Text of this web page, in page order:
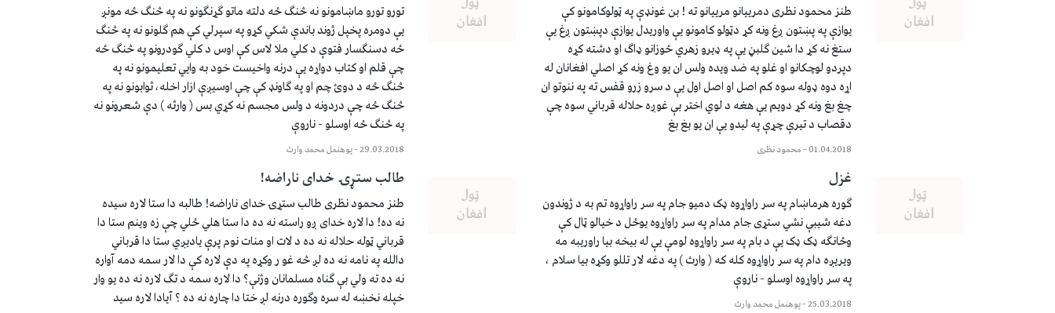
طنز محمود نظری دمرییانو مرییانو ته ! بن غونډې په ټولوکامونو کې
یوازې په پښتون ږغ ونه کړ دټولو کامونو یې واوریدل یوازې دپښتون ږغ یې
ستغ نه کړ دا شین ګلبڼ یې په ډیرو زهري ځوزانو ډاګ او دشته کړه
دپردو لوچکانو او غلو په ضد ویده ولس ان یو وغ ونه کړ اصلي افغانان له
اړه دوه ډوله سوه کم اصل او اصل اول یې د سرو زرو قفس ته په ننوتو ان
چغ بغ ونه کړ دویم یې هغه د لوي اختر بې غوږه حلاله قرباني سوه چې
دقصاب د تیرې چړې په لیدو یې ان یو بغ بغ
01.04.2018
–محمود نظری
تورو تورو ماښامونو نه څنګ ځه دلته ماتو ګړنګونو نه په څنګ ځه مونږ
یې دومره پخپل ژوند باندې شکي کړو په سپرلي کې هم ګلونو نه په څنګ
ځه دسنګسار فتوې د کلي ملا لاس کې اوس د کلي ګودرونو په څنګ ځه
چې قلم او کتاب دواړه یې درنه واخیست خود به وایي تعلیمونو نه په
څنګ ځه د دوﺉ چم او په ګاونډ کې چې اوسیږې ازار اخله، ثوابونو نه په
څنګ ځه چې دردونه د ولس مجسم نه کړي بس ( وارثه ) دې شعرونو نه
په څنګ ځه اوسلو - ناروې
29.03.2018
–پوهنمل محمد وارث
غزل
ګوره هرماښام په سر راواړوه ډک دمیو جام په سر راواړوه تم به د ژوندون
دغه شیبې نشي ستړی جام مدام په سر راواړوه یوځل د خیالو ټال کې
وځانګه ډک ډک یې د بام په سر راواړوه لومې یې له بیخه بیا راوریبه مه
ویریږه دام په سر راواړوه کله که ( وارث ) په دغه لار تللو وکړه بیا سلام ،
په سر راواړوه اوسلو - ناروې
25.03.2018
–پوهنمل محمد وارث
طالب ستړۍ خدای ناراضه!
طنز محمود نظری طالب ستړۍ خدای ناراضه! طالبه دا ستا لاره سیده
نه ده! دا لاره خدای ږو راسته نه ده دا ستا هلي ځلي چې زه وینم ستا دا
قرباني ټوله حلاله نه ده د لات او منات نوم پرې یادیږي ستا دا قرباني
دالله په نامه نه ده لږ څه غو ر وکړه په دې لاره کې دا لار سمه دمه آواره
نه ده ته ولي بې ګناه مسلمانان وژنې؟ دا لاره سمه د تګ لاره نه ده یو وار
خپله نخښه له سره وګوره درنه لږ ختا دا چاره نه ده ؟ آیادا لاره سید